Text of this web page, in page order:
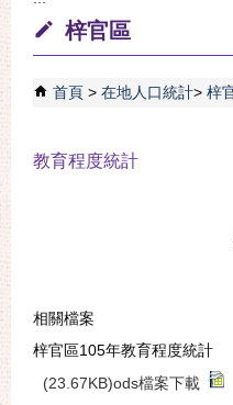
梓官區
首頁 在地人口統計 梓
教育程度統計
相關檔案
梓官區105年教育程度統計
(23.67KB)ods檔案下載